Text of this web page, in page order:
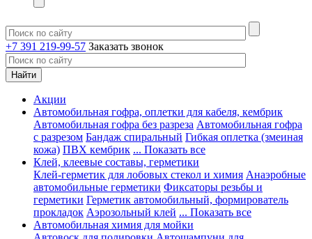
+7 391 219-99-57 Заказать звонок
Акции
Автомобильная гофра, оплетки для кабеля, кембрик
Автомобильная гофра без разреза Автомобильная гофра
с разрезом Бандаж спиральный Гибкая оплетка (змеиная
кожа) ПВХ кембрик ... Показать все
Клей, клеевые составы, герметики
Клей-герметик для лобовых стекол и химия Анаэробные
автомобильные герметики Фиксаторы резьбы и
герметики Герметик автомобильный, формирователь
прокладок Аэрозольный клей ... Показать все
Автомобильная химия для мойки